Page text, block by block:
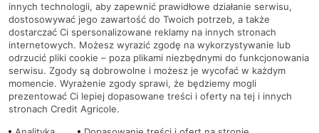
RODO
Regulamin serwisu
Mapa serwisu
PolitykaCookies
innych technologii, aby zapewnić prawidłowe działanie serwisu,
dostosowywać jego zawartość do Twoich potrzeb, a także
dostarczać Ci spersonalizowane reklamy na innych stronach
internetowych. Możesz wyrazić zgodę na wykorzystywanie lub
odrzucić pliki cookie – poza plikami niezbędnymi do funkcjonowania
serwisu. Zgody są dobrowolne i możesz je wycofać w każdym
momencie. Wyrażenie zgody sprawi, że będziemy mogli
prezentować Ci lepiej dopasowane treści i oferty na tej i innych
stronach Credit Agricole.